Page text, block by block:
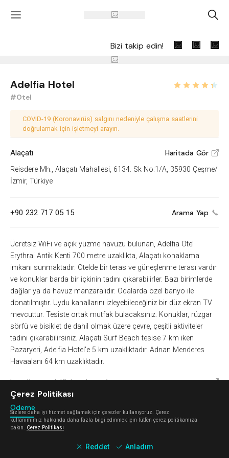
' A
Bizi takip edin!
Adelfia Hotel
#Otel
COVID-19 (Koronavirüs) salgını nedeniyle çalışma saatlerini
doğrulamak için işletmeyi arayın.
Alaçatı Haritada Gör V
Reisdere Mh., Alaçatı Mahallesi, 6134. Sk No:1/A, 35930 Çeşme/
İzmir, Türkiye
+90 232 717 05 15 Arama Yap
Ücretsiz WiFi ve açık yüzme havuzu bulunan, Adelfia Otel
Erythrai Antik Kenti 700 metre uzaklıkta, Alaçatı konaklama
imkanı sunmaktadır. Otelde bir teras ve güneşlenme terası vardır
ve konuklar barda bir içkinin tadını çıkarabilirler. Bazı birimlerde
dağlar ya da havuz manzaralıdır. Odalarda özel banyo ile
donatılmıştır. Uydu kanallarını izleyebileceğiniz bir düz ekran TV
mevcuttur. Tesiste ortak mutfak bulacaksınız. Konuklar, rüzgar
sörfü ve bisiklet de dahil olmak üzere çevre, çeşitli aktiviteler
tadını çıkarabilirsiniz. Alaçatı Surf Beach tesise 7 km iken
Pazaryeri, Adelfia Hotel'e 5 km uzaklıktadır. Adnan Menderes
Havaalanı 64 km uzaklıktadır.
http://www.adelfiahotel.com/ V
Ödeme
^ Kartla ödeme
Çerez Politikası
Sizlere daha iyi hizmet sağlamak için çerezler kullanıyoruz. Çerez
kullanımımız hakkında daha fazla bilgi edinmek için lütfen çerez politikamıza
bakın. Çerez Politikası
Reddet Anladım